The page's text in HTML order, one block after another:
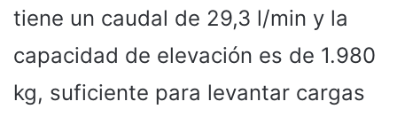
tiene un caudal de 29,3 l/min y la
capacidad de elevación es de 1.980
kg, suficiente para levantar cargas